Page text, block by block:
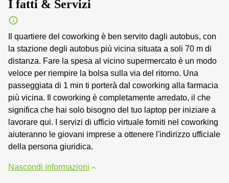
I fatti & Servizi
Il quartiere del coworking è ben servito dagli autobus, con
la stazione degli autobus più vicina situata a soli 70 m di
distanza. Fare la spesa al vicino supermercato è un modo
veloce per riempire la bolsa sulla via del ritorno. Una
passeggiata di 1 min ti porterà dal coworking alla farmacia
più vicina. Il coworking è completamente arredato, il che
significa che hai solo bisogno del tuo laptop per iniziare a
lavorare qui. I servizi di ufficio virtuale forniti nel coworking
aiuteranno le giovani imprese a ottenere l'indirizzo ufficiale
della persona giuridica.
Nascondi informazioni